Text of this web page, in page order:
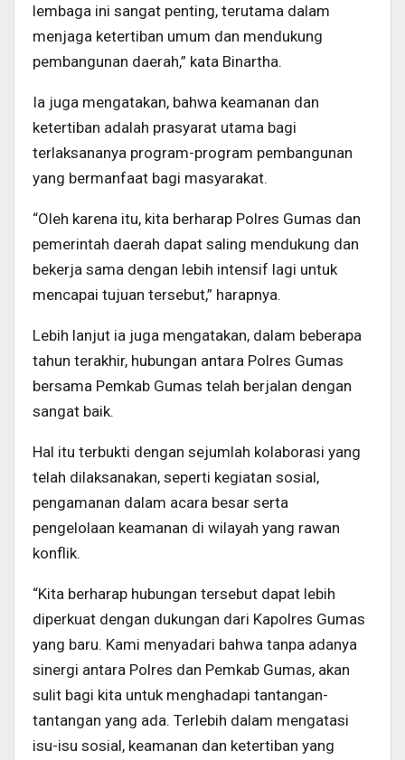
lembaga ini sangat penting, terutama dalam
menjaga ketertiban umum dan mendukung
pembangunan daerah,” kata Binartha.
Ia juga mengatakan, bahwa keamanan dan
ketertiban adalah prasyarat utama bagi
terlaksananya program-program pembangunan
yang bermanfaat bagi masyarakat.
“Oleh karena itu, kita berharap Polres Gumas dan
pemerintah daerah dapat saling mendukung dan
bekerja sama dengan lebih intensif lagi untuk
mencapai tujuan tersebut,” harapnya.
Lebih lanjut ia juga mengatakan, dalam beberapa
tahun terakhir, hubungan antara Polres Gumas
bersama Pemkab Gumas telah berjalan dengan
sangat baik.
Hal itu terbukti dengan sejumlah kolaborasi yang
telah dilaksanakan, seperti kegiatan sosial,
pengamanan dalam acara besar serta
pengelolaan keamanan di wilayah yang rawan
konflik.
“Kita berharap hubungan tersebut dapat lebih
diperkuat dengan dukungan dari Kapolres Gumas
yang baru. Kami menyadari bahwa tanpa adanya
sinergi antara Polres dan Pemkab Gumas, akan
sulit bagi kita untuk menghadapi tantangan-
tantangan yang ada. Terlebih dalam mengatasi
isu-isu sosial, keamanan dan ketertiban yang